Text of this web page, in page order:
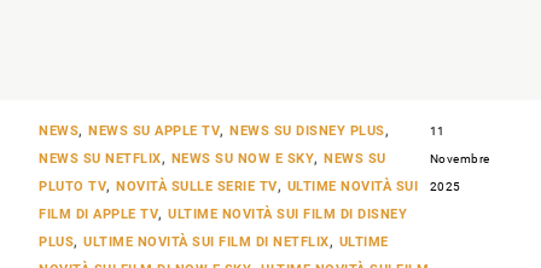
NEWS, NEWS SU APPLE TV, NEWS SU DISNEY PLUS,
NEWS SU NETFLIX, NEWS SU NOW E SKY,
NEWS SU
PLUTO TV, NOVITÀ SULLE SERIE TV, ULTIME NOVITÀ SUI
FILM DI APPLE TV,ULTIME NOVITÀ SUI FILM DI DISNEY
PLUS,ULTIME NOVITÀ SUI FILM DI NETFLIX, ULTIME
11
Novembre
2025